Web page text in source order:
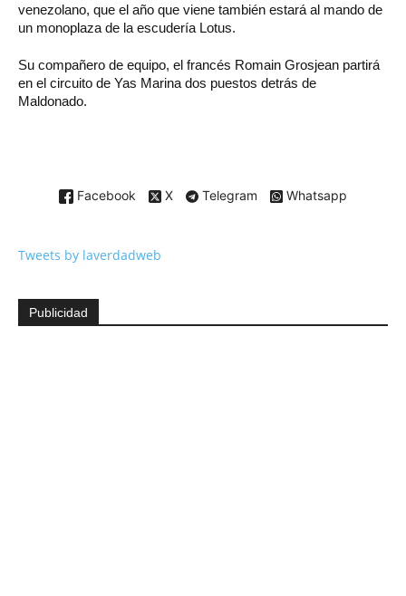
venezolano, que el año que viene también estará al mando de
un monoplaza de la escudería Lotus.
Su compañero de equipo, el francés Romain Grosjean partirá
en el circuito de Yas Marina dos puestos detrás de
Maldonado.
Facebook X Telegram Whatsapp
Tweets by laverdadweb
Publicidad